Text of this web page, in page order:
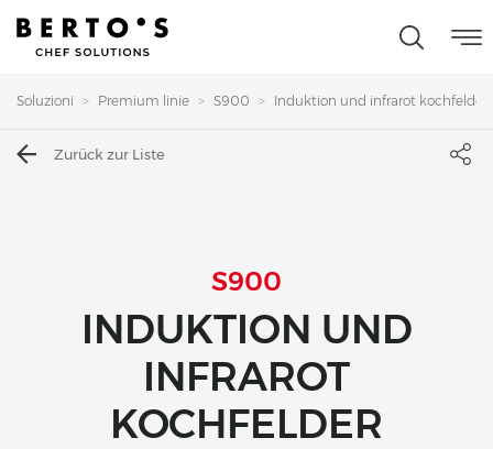
Soluzioni Premium linie S900 Induktion und infrarot kochfelde...
Zurück zur Liste
S900
INDUKTION UND
INFRAROT
KOCHFELDER